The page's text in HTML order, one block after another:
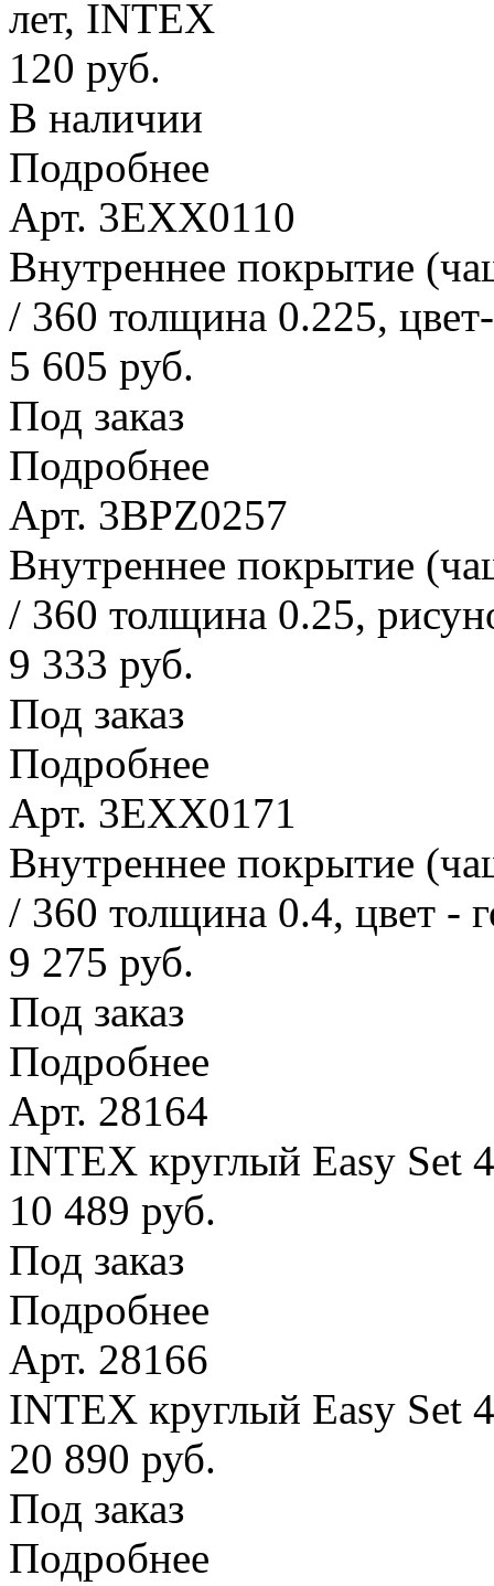
лет, INTEX
120 руб.
В наличии
Подробнее
Арт. 3EXX0110
Внутреннее покрытие
/ 360 толщина 0.225,
5 605 руб.
Под заказ
Подробнее
Арт. 3BPZ0257
Внутреннее покрытие
/ 360 толщина 0.25,
9 333 руб.
Под заказ
Подробнее
Арт. 3EXX0171
Внутреннее покрытие
/ 360 толщина 0.4, цвет -
9 275 руб.
Под заказ
Подробнее
Арт. 28164
INTEX круглый Easy Set
10 489 руб.
Под заказ
Подробнее
Арт. 28166
INTEX круглый Easy Set
20 890 руб.
Под заказ
Подробнее